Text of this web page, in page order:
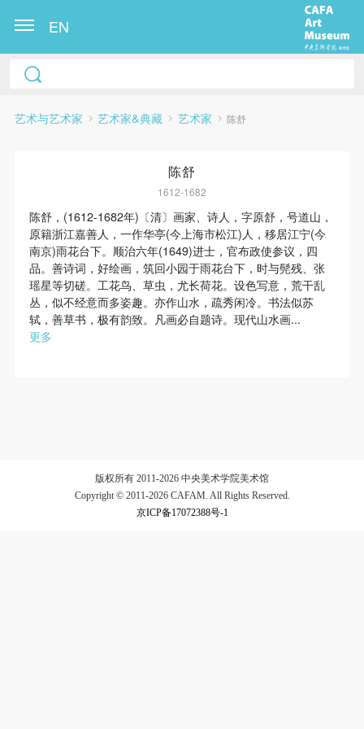
EN
艺术与艺术家 艺术家&典藏 艺术家 陈舒
陈舒
1612-1682
陈舒，(1612-1682年)〔清〕画家、诗人，字原舒，号道山，
原籍浙江嘉善人，一作华亭(今上海市松江)人，移居江宁(今
南京)雨花台下。顺治六年(1649)进士，官布政使参议，四
品。善诗词，好绘画，筑回小园于雨花台下，时与髡残、张
瑶星等切磋。工花鸟、草虫，尤长荷花。设色写意，荒干乱
丛，似不经意而多姿趣。亦作山水，疏秀闲冷。书法似苏
轼，善草书，极有韵致。凡画必自题诗。现代山水画...
更多
版权所有 2011-2026 中央美术学院美术馆
Copyright © 2011-2026 CAFAM. All Rights Reserved.
京ICP备17072388号-1
快捷登录 帐号密码登录
手机号码
发送验证码
可使用雅昌艺术网会员账户登录